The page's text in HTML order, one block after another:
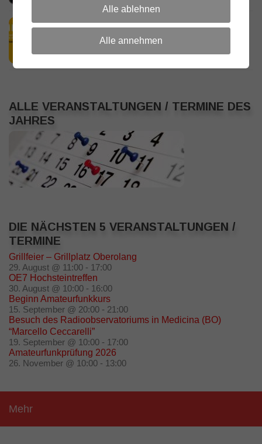
HamRadio Friedrichshafen 2026
11. JULI 2026
ALLE VERANSTALTUNGEN / TERMINE DES
JAHRES
DIE NÄCHSTEN 5 VERANSTALTUNGEN /
TERMINE
Grillfeier – Grillplatz Oberolang
29. August @ 11:00 - 17:00
OE7 Hochsteintreffen
30. August @ 10:00 - 16:00
Beginn Amateurfunkkurs
15. September @ 20:00 - 21:00
Besuch des Radioobservatoriums in Medicina (BO)
“Marcello Ceccarelli”
19. September @ 10:00 - 17:00
Amateurfunkprüfung 2026
26. November @ 10:00 - 13:00
Mehr
Alle ablehnen
Alle annehmen